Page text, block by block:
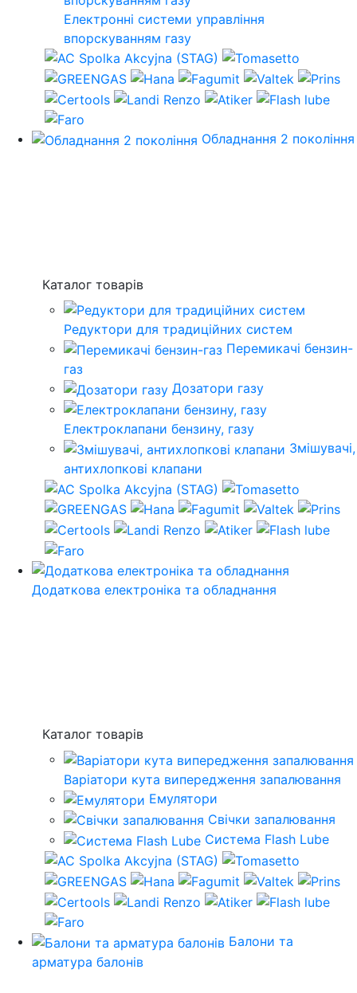
Електронні системи управління
впорскуванням газу
Обладнання 2 покоління
Каталог товарів
Редуктори для традиційних систем
Перемикачі бензин-
газ
Дозатори газу
Електроклапани бензину, газу
Змішувачі,
антихлопкові клапани
Додаткова електроніка та обладнання
Каталог товарів
Варіатори кута випередження запалювання
Емулятори
Свічки запалювання
Система Flash Lube
Балони та
арматура балонів